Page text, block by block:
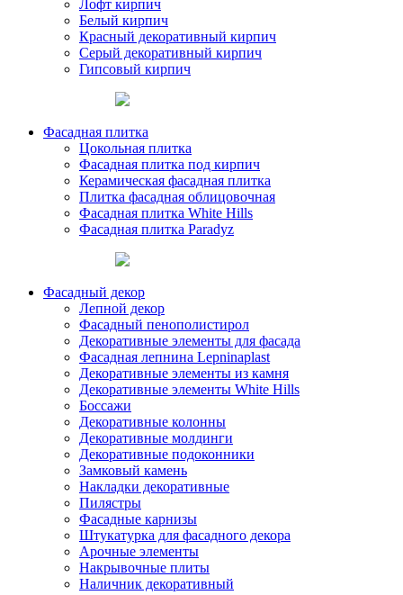
Лофт кирпич
Белый кирпич
Красный декоративный кирпич
Серый декоративный кирпич
Гипсовый кирпич
Фасадная плитка
Цокольная плитка
Фасадная плитка под кирпич
Керамическая фасадная плитка
Плитка фасадная облицовочная
Фасадная плитка White Hills
Фасадная плитка Paradyz
Фасадный декор
Лепной декор
Фасадный пенополистирол
Декоративные элементы для фасада
Фасадная лепнина Lepninaplast
Декоративные элементы из камня
Декоративные элементы White Hills
Боссажи
Декоративные колонны
Декоративные молдинги
Декоративные подоконники
Замковый камень
Накладки декоративные
Пилястры
Фасадные карнизы
Штукатурка для фасадного декора
Арочные элементы
Накрывочные плиты
Наличник декоративный